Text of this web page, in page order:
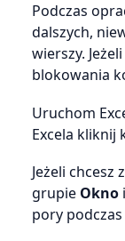
Podczas
dalszych,
wierszy.
blokowania
Uruchom
Excela kliknij
Jeżeli
grupie Okno
pory